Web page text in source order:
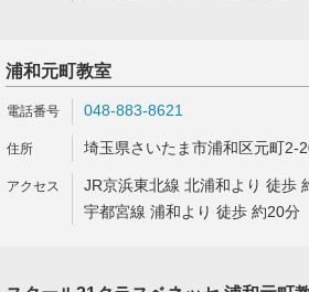
浦和元町教室
048-883-8621
埼玉県さいたま市浦和区元町2-
JR京浜東北線 北浦和より 徒歩
宇都宮線 浦和より 徒歩 約20分